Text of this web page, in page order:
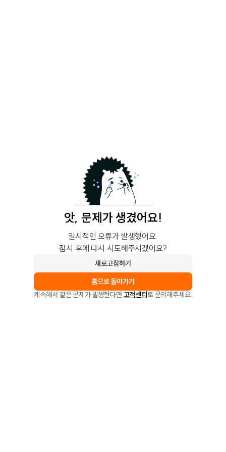
앗, 문제가 생겼어요!
일시적인 오류가 발생했어요.
잠시 후에 다시 시도해주시겠어요?
새로고침하기
홈으로 돌아가기
계속해서 같은 문제가 발생한다면 고객센터로 문의해주세요.